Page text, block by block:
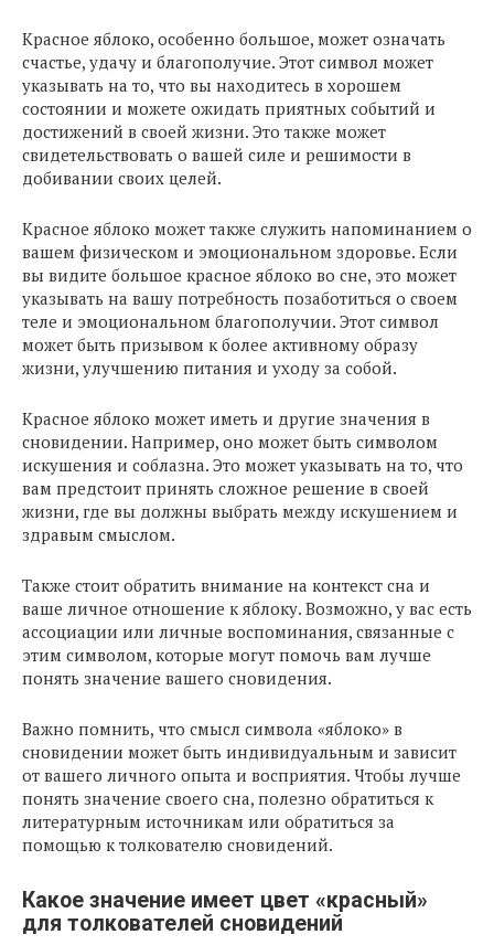
Красное яблоко, особенно большое, может означать
счастье, удачу и благополучие. Этот символ может
указывать на то, что вы находитесь в хорошем
состоянии и можете ожидать приятных событий и
достижений в своей жизни. Это также может
свидетельствовать о вашей силе и решимости в
добивании своих целей.
Красное яблоко может также служить напоминанием о
вашем физическом и эмоциональном здоровье. Если
вы видите большое красное яблоко во сне, это может
указывать на вашу потребность позаботиться о своем
теле и эмоциональном благополучии. Этот символ
может быть призывом к более активному образу
жизни, улучшению питания и уходу за собой.
Красное яблоко может иметь и другие значения в
сновидении. Например, оно может быть символом
искушения и соблазна. Это может указывать на то, что
вам предстоит принять сложное решение в своей
жизни, где вы должны выбрать между искушением и
здравым смыслом.
Также стоит обратить внимание на контекст сна и
ваше личное отношение к яблоку. Возможно, у вас есть
ассоциации или личные воспоминания, связанные с
этим символом, которые могут помочь вам лучше
понять значение вашего сновидения.
Важно помнить, что смысл символа «яблоко» в
сновидении может быть индивидуальным и зависит
от вашего личного опыта и восприятия. Чтобы лучше
понять значение своего сна, полезно обратиться к
литературным источникам или обратиться за
помощью к толкователю сновидений.
Какое значение имеет цвет «красный»
для толкователей сновидений